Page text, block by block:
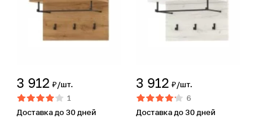
3 912 ₽/шт.
1
Доставка до 30 дней
3 912 ₽/шт.
6
Доставка до 30 дней